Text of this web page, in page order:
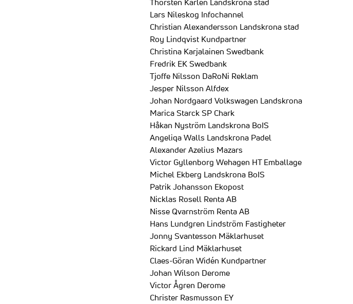
Thorsten Karlén Landskrona stad
Lars Nileskog Infochannel
Christian Alexandersson Landskrona stad
Roy Lindqvist Kundpartner
Christina Karjalainen Swedbank
Fredrik EK Swedbank
Tjoffe Nilsson DaRoNi Reklam
Jesper Nilsson Alfdex
Johan Nordgaard Volkswagen Landskrona
Marica Starck SP Chark
Håkan Nyström Landskrona BoIS
Angeliqa Walls Landskrona Padel
Alexander Azelius Mazars
Victor Gyllenborg Wehagen HT Emballage
Michel Ekberg Landskrona BoIS
Patrik Johansson Ekopost
Nicklas Rosell Renta AB
Nisse Qvarnström Renta AB
Hans Lundgren Lindström Fastigheter
Jonny Svantesson Mäklarhuset
Rickard Lind Mäklarhuset
Claes-Göran Widén Kundpartner
Johan Wilson Derome
Victor Ågren Derome
Christer Rasmusson EY